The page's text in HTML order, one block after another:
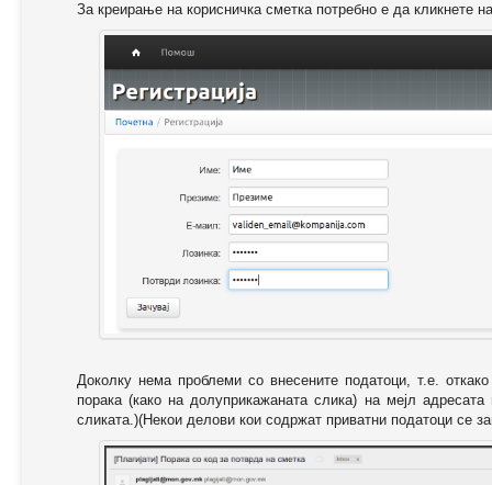
За креирање на корисничка сметка потребно е да кликнете
Доколку нема проблеми со внесените податоци, т.е.
порака (како на долуприкажаната слика) на мејл
сликата.)(Некои делови кои содржат приватни податоци се